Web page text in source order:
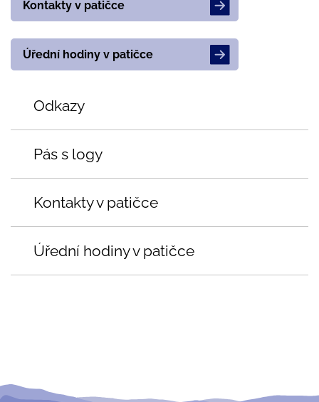
Kontakty v patičce
Úřední hodiny v patičce
Odkazy
Pás s logy
Kontakty v patičce
Úřední hodiny v patičce